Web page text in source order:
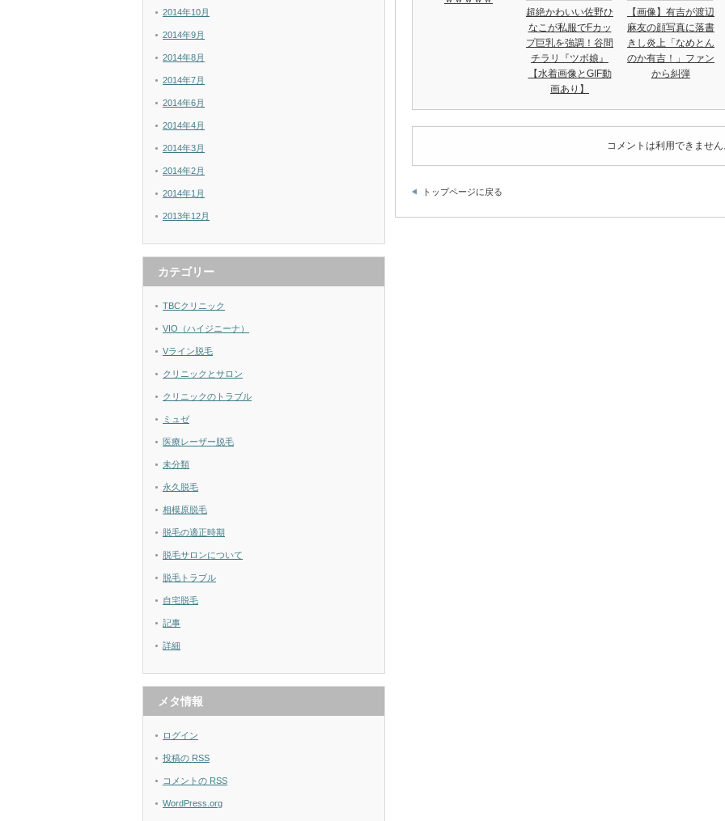
超絶かわいい佐野ひ
なこが私服でFカッ
プ巨乳を強調！谷間
チラリ『ツボ娘』
【水着画像とGIF動
画あり】
【画像】有吉が渡辺
麻友の顔写真に落書
きし炎上「なめとん
のか有吉！」ファン
から糾弾
コメントは利用できませ
トップページに戻る
2014年10月
2014年9月
2014年8月
2014年7月
2014年6月
2014年4月
2014年3月
2014年2月
2014年1月
2013年12月
カテゴリー
TBCクリニック
VIO（ハイジニーナ）
Vライン脱毛
クリニックとサロン
クリニックのトラブル
ミュゼ
医療レーザー脱毛
未分類
永久脱毛
相模原脱毛
脱毛の適正時期
脱毛サロンについて
脱毛トラブル
自宅脱毛
記事
詳細
メタ情報
ログイン
投稿の RSS
コメントの RSS
WordPress.org